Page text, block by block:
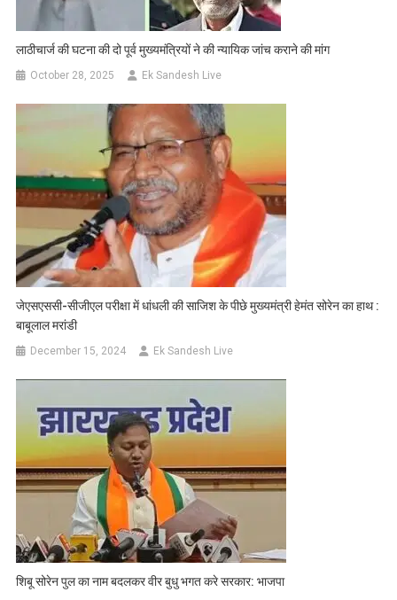
लाठीचार्ज की घटना की दो पूर्व मुख्‍यमंत्रियों ने की न्यायिक जांच कराने की मांग
October 28, 2025 Ek Sandesh Live
जेएसएससी-सीजीएल परीक्षा में धांधली की साजिश के पीछे मुख्यमंत्री हेमंत सोरेन का हाथ :
बाबूलाल मरांडी
December 15, 2024 Ek Sandesh Live
शिबू सोरेन पुल का नाम बदलकर वीर बुधु भगत करे सरकार: भाजपा